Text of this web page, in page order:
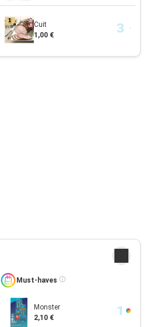
Cuit
1,00 €
Must-haves
Monster
2,10 €